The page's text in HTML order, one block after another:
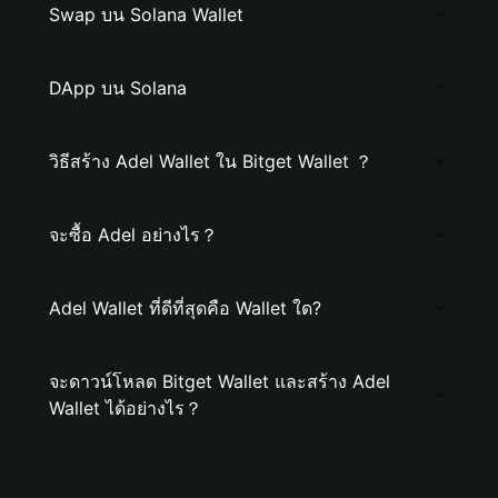
Swap บน Solana Wallet
DApp บน Solana
วิธีสร้าง Adel Wallet ใน Bitget Wallet ？
จะซื้อ Adel อย่างไร？
Adel Wallet ที่ดีที่สุดคือ Wallet ใด?
จะดาวน์โหลด Bitget Wallet และสร้าง Adel
Wallet ได้อย่างไร？